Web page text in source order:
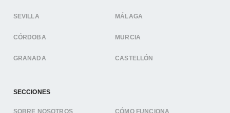
SEVILLA MÁLAGA
CÓRDOBA MURCIA
GRANADA CASTELLÓN
SECCIONES